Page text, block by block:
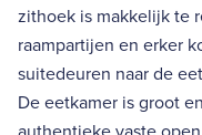
zithoek is makkelijk te
raampartijen en erker
suitedeuren naar de
De eetkamer is groot